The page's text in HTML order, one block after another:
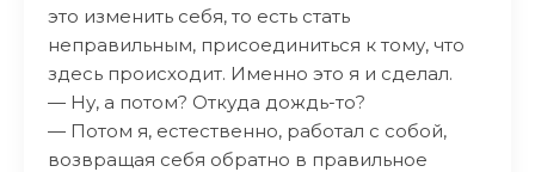
это изменить себя, то есть стать
неправильным, присоединиться к тому, что
здесь происходит. Именно это я и сделал.
— Ну, а потом? Откуда дождь-то?
— Потом я, естественно, работал с собой,
возвращая себя обратно в правильное